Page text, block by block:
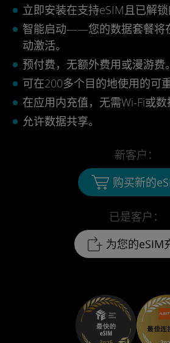
立即安装在支持eSIM且已解锁
智能启动——您的数据套餐将
动激活。
预付费，无额外费用或漫游费。
可在200多个目的地使用的可
在应用内充值，无需Wi-Fi或数
允许数据共享。
已是客户：
为您的eSIM
新客户：
购买新的